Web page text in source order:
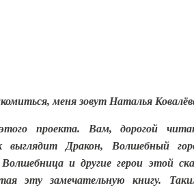
меня зовут Наталья
проекта. Вам, дорогой
выглядит Дракон, Волшебный
и другие герои этой
эту замечательную книгу.